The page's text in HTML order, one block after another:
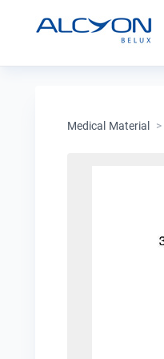
Medical Material >